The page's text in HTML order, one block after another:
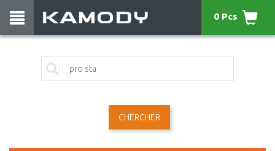
CHERCHER
0 Pcs